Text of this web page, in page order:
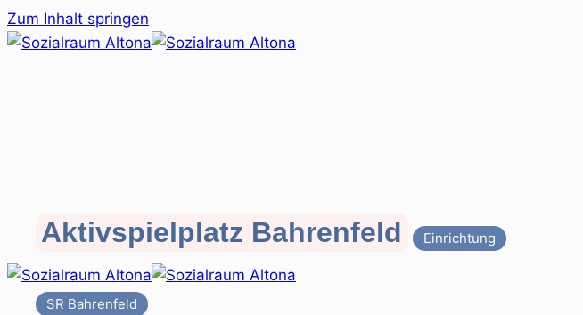
Zum Inhalt springen
Aktivspielplatz Bahrenfeld Einrichtung
SR Bahrenfeld